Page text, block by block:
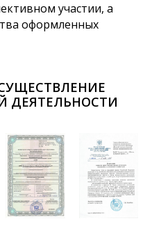
участии, а
оформленных
ДЕЯТЕЛЬНОСТИ